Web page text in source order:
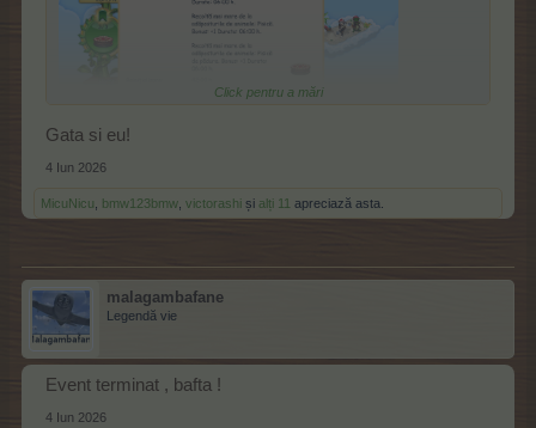
Click pentru a mări
Gata si eu!
4 Iun 2026
MicuNicu bmw123bmw victorashi și alți 11 apreciază asta.
malagambafane
Legendă vie
Event terminat , bafta !
4 Iun 2026